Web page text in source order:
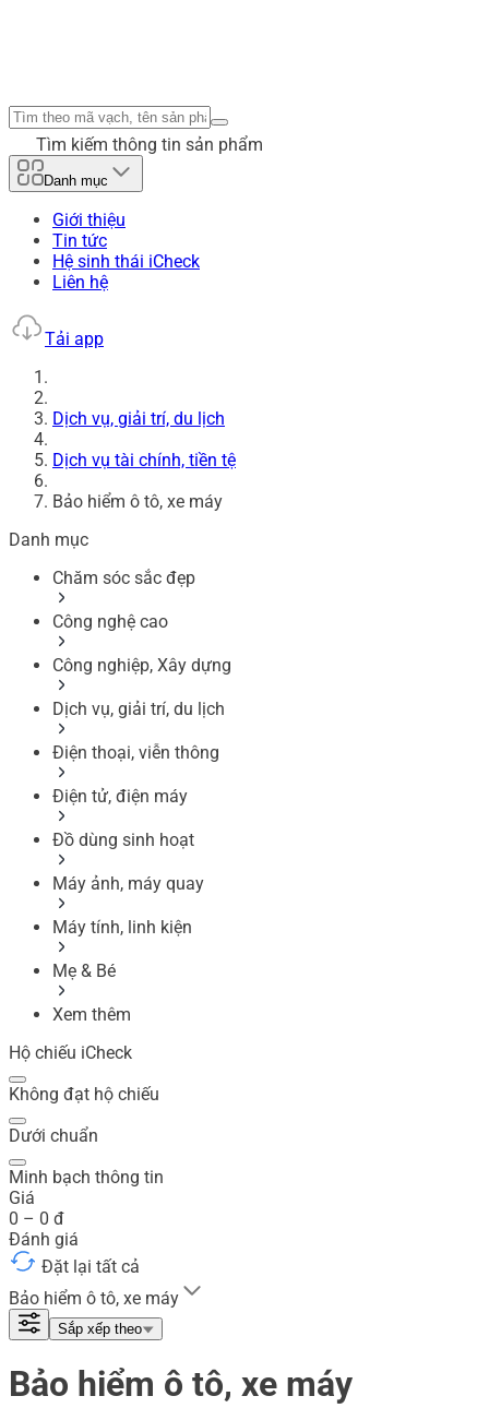
Tìm kiếm thông tin sản phẩm
Danh mục
Giới thiệu
Tin tức
Hệ sinh thái iCheck
Liên hệ
Tải app
Dịch vụ, giải trí, du lịch
Dịch vụ tài chính, tiền tệ
Bảo hiểm ô tô, xe máy
Danh mục
Chăm sóc sắc đẹp
Công nghệ cao
Công nghiệp, Xây dựng
Dịch vụ, giải trí, du lịch
Điện thoại, viễn thông
Điện tử, điện máy
Đồ dùng sinh hoạt
Máy ảnh, máy quay
Máy tính, linh kiện
Mẹ & Bé
Xem thêm
Hộ chiếu iCheck
Không đạt hộ chiếu
Dưới chuẩn
Minh bạch thông tin
Giá
0 – 0 đ
Đánh giá
Đặt lại tất cả
Bảo hiểm ô tô, xe máy
Sắp xếp theo
Bảo hiểm ô tô, xe máy